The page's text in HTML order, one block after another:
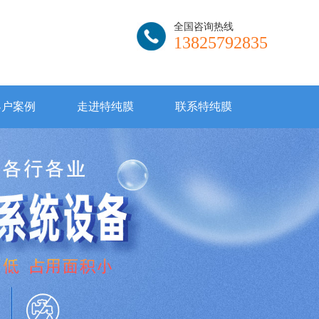
全国咨询热线
13825792835
案例 走进特纯膜 联系特纯膜